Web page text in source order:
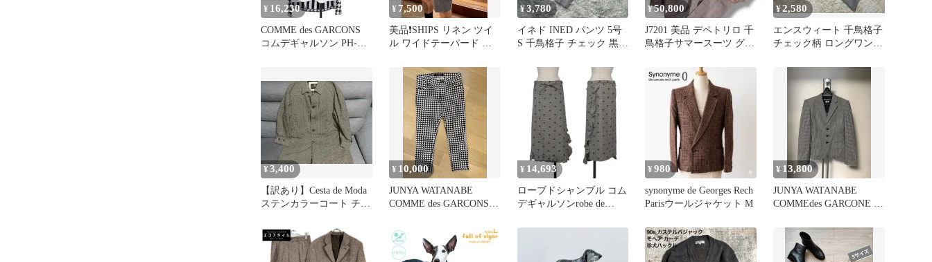
¥ 16,230
COMME des GARCONS
コムデギャルソン PH-
ース ビッグシルエット
半袖 ワンピース レディ
ース ホワイト ブラック
ECO0069 【中古】
¥ 7,500
美品❗️SHIPS リネン ツイ
ル ワイドテーパード シ
¥3,780
イネド INED パンツ 5号
S 千鳥格子 チェック 黒
¥50,800
J7201 美品 デペトリロ 千
鳥格子サマースーツ グレ
¥2,580
エンスウィート 千鳥格子
チェック柄 ロングワンピ
¥3,400
【訳あり】Cesta de Moda
ステンカラーコート チェ
¥ 10,000
JUNYA WATANABE
COMME des GARCONS
¥ 14,693
ローブドシャンブル コム
デギャルソンrobe de
GARCONS 花柄刺繍ハウ
プスカート 黒白M位
¥980
synonyme de Georges Rech
Parisウールジャケット M
¥ 13,800
JUNYA WATANABE
COMMEdes GARCONE ジ